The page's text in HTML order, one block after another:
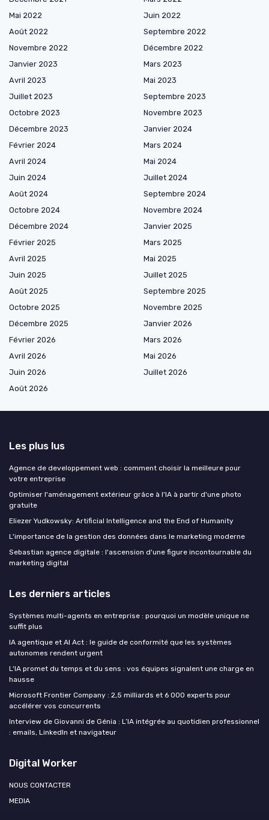
Mai 2022
Juin 2022
Août 2022
Septembre 2022
Novembre 2022
Décembre 2022
Janvier 2023
Mars 2023
Avril 2023
Mai 2023
Juillet 2023
Septembre 2023
Octobre 2023
Novembre 2023
Décembre 2023
Janvier 2024
Février 2024
Mars 2024
Avril 2024
Mai 2024
Juin 2024
Juillet 2024
Août 2024
Septembre 2024
Octobre 2024
Novembre 2024
Décembre 2024
Janvier 2025
Février 2025
Mars 2025
Avril 2025
Mai 2025
Juin 2025
Juillet 2025
Août 2025
Septembre 2025
Octobre 2025
Novembre 2025
Décembre 2025
Janvier 2026
Février 2026
Mars 2026
Avril 2026
Mai 2026
Juin 2026
Juillet 2026
Août 2026
Les plus lus
Agence de developpement web : comment choisir la meilleure pour
votre entreprise
Optimiser l'aménagement extérieur grâce à l'IA à partir d'une photo
gratuite
Eliezer Yudkowsky: Artificial Intelligence and the End of Humanity
L'importance de la gestion des données dans le marketing moderne
Sebastian agence digitale : l'ascension d'une figure incontournable du
marketing digital
Les derniers articles
Systèmes multi-agents en entreprise : pourquoi un modèle unique ne
suffit plus
IA agentique et AI Act : le guide de conformité que les systèmes
autonomes rendent urgent
L'IA promet du temps et du sens : vos équipes signalent une charge en
hausse
Microsoft Frontier Company : 2,5 milliards et 6 000 experts pour
accélérer vos concurrents
Interview de Giovanni de Génia : L’IA intégrée au quotidien professionnel
: emails, LinkedIn et navigateur
Digital Worker
NOUS CONTACTER
MEDIA